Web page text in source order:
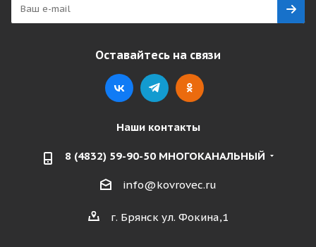
Оставайтесь на связи
Наши контакты
8 (4832) 59-90-50 МНОГОКАНАЛЬНЫЙ
info@kovrovec.ru
г. Брянск ул. Фокина,1